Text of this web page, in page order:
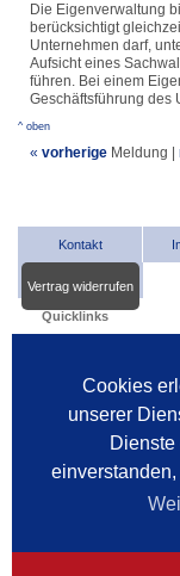
Cookies
unserer
Die Eigenverwaltung
berücksichtigt
Unternehmen darf,
Aufsicht eines
führen. Bei einem
Geschäftsführung des
^ oben
« vorherige Meldung
Kontakt
Vertrag widerrufen
Quicklinks
INDat.extra
Dienstleister im Internet